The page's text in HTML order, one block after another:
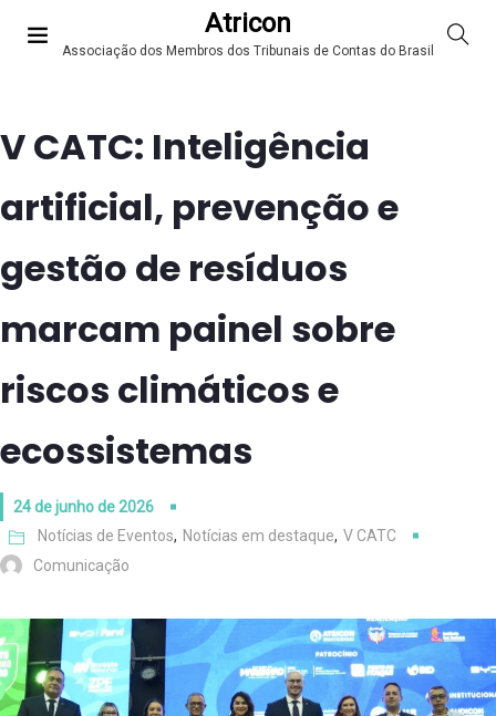
Atricon
Associação dos Membros dos Tribunais de Contas do Brasil
V CATC: Inteligência
artificial, prevenção e
gestão de resíduos
marcam painel sobre
riscos climáticos e
ecossistemas
24 de junho de 2026
Notícias de Eventos, Notícias em destaque, V CATC
Comunicação